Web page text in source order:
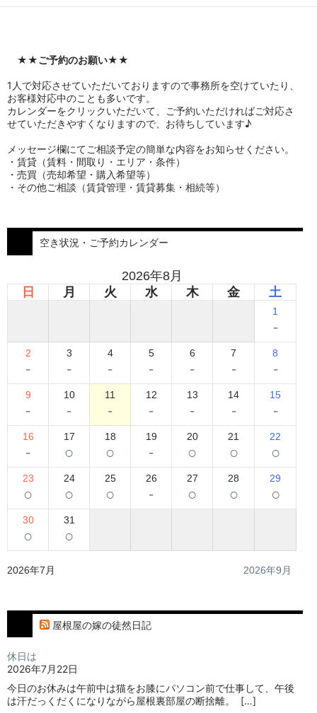
★★ご予約のお願い★★
1人で対応させていただいておりますので事務所を空けていたり、
お客様対応中のことも多いです。
カレンダーをクリックいただいて、ご予約いただければご対応さ
せていただきやすくなりますので、お待ちしています♪
メッセージ欄にてご相談予定の簡単な内容をお知らせください。
・賃貸（賃料・間取り・エリア・条件）
・売買（売却希望・購入希望等）
・その他ご相談（賃貸管理・賃貸募集・相続等）
空き状況・ご予約カレンダー
2026年8月
日
月 火 水 木 金 土
1
-
2
-
3
-
4
-
5
-
6
-
7
-
8
-
9
-
10
-
11
-
12
-
13
-
14
-
15
-
16
-
17
○
18
○
19
-
20
○
21
○
22
○
23
○
24
○
25
○
26
-
27
○
28
○
29
○
30
○
31
○
2026年7月 2026年9月
屋根屋の嫁の徒然日記
休日は
2026年7月22日
今日のお休みは午前中は猫をお膝にパソコン前で仕事して、午後
は汗だっくだくになりながら屋根裏部屋の断捨離。⁡ ⁡ […]